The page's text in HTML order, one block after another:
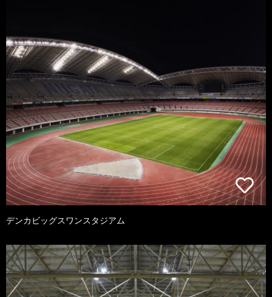
デンカビッグスワンスタジアム